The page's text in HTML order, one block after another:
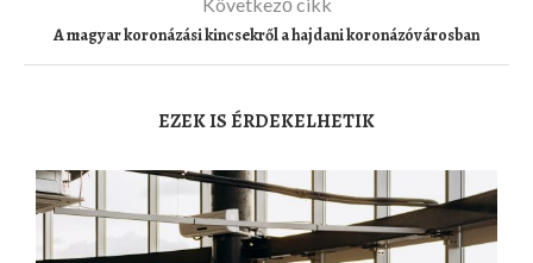
Következő cikk
A magyar koronázási kincsekről a hajdani koronázóvárosban
EZEK IS ÉRDEKELHETIK